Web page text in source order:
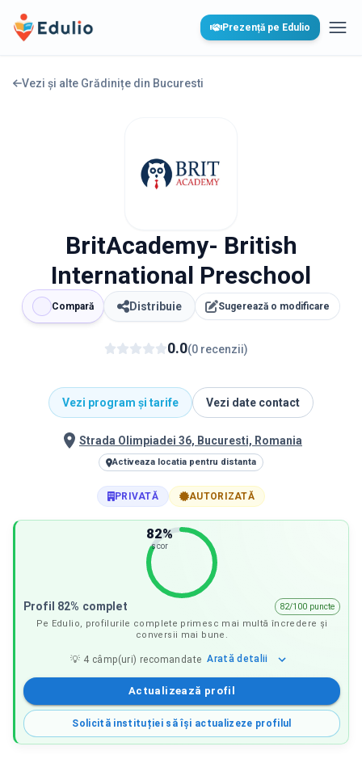
Edulio Prezență pe Edulio
Vezi și alte Grădinițe din Bucuresti
BritAcademy- British
International Preschool
Compară Distribuie Sugerează o modificare
0.0(0 recenzii)
Vezi program și tarife Vezi date contact
Strada Olimpiadei 36, Bucuresti, Romania
Activeaza locatia pentru distanta
PRIVATĂ AUTORIZATĂ
82%
scor
Profil 82% complet
82/100 puncte
Pe Edulio, profilurile complete primesc mai multă încredere și
conversii mai bune.
💡 4 câmp(uri) recomandate Arată detalii
Actualizează profil
Solicită instituției să își actualizeze profilul